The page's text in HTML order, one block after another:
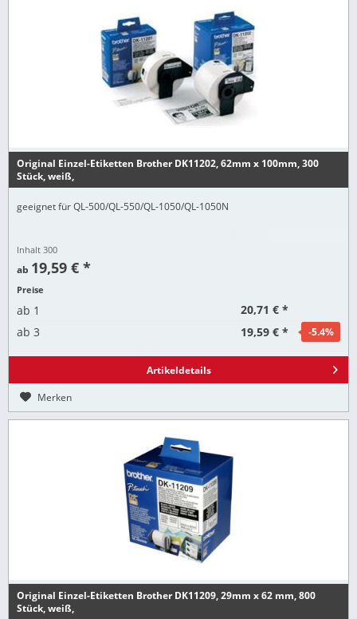
Original Einzel-Etiketten Brother DK11202, 62mm x 100mm, 300
Stück, weiß,
geeignet für QL-500/QL-550/QL-1050/QL-1050N
Inhalt300
ab 19,59 € *
Preise
ab 1
20,71 € *
ab 3 19,59 € * -5.4%
Artikeldetails
Merken
Original Einzel-Etiketten Brother DK11209, 29mm x 62 mm, 800
Stück, weiß,